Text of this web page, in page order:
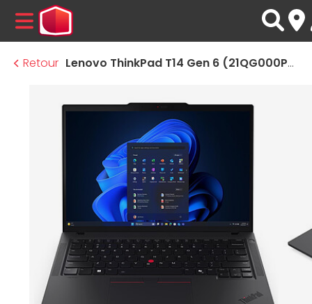
MENU
Retour
Lenovo ThinkPad T14 Gen 6 (21QG000PFR)